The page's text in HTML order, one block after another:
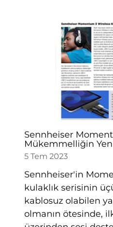
Sennheiser
Mükemmelliğin
5 Tem 2023
Sennheiser'in
kulaklık serisinin
kablosuz olabilen
olmanın ötesinde,